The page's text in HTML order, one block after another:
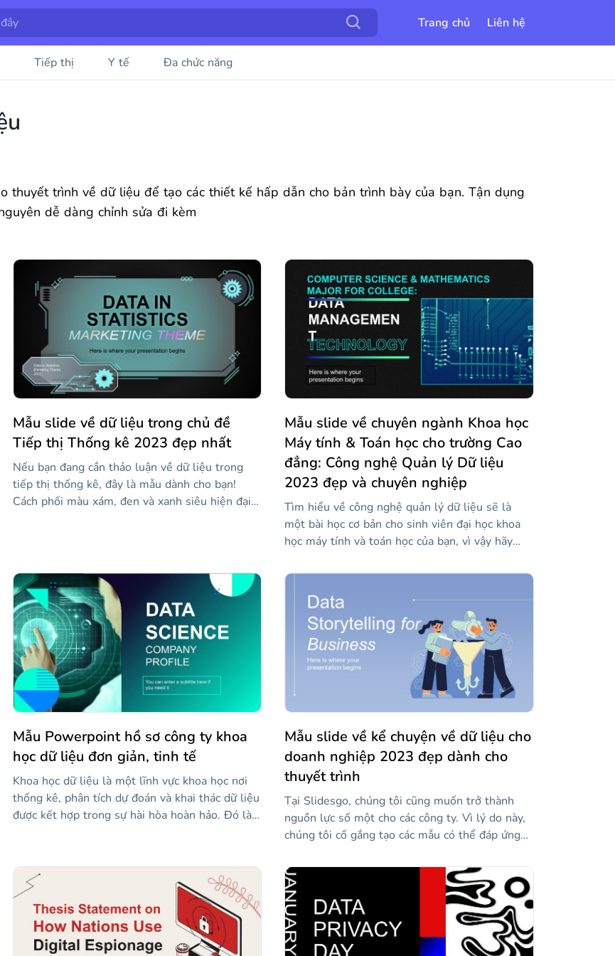
Trang chủ Liên hệ
Tiếp thị Y tế Đa chức năng
thuyết trình về dữ liệu để tạo các thiết kế hấp dẫn cho bản trình bày của bạn. Tận dụng
dễ dàng chỉnh sửa đi kèm
Mẫu slide về dữ liệu trong chủ đề
Tiếp thị Thống kê 2023 đẹp nhất
Nếu bạn đang cần thảo luận về dữ liệu trong
tiếp thị thống kê, đây là mẫu dành cho bạn!
Cách phối màu xám, đen và xanh siêu hiện đại
chỉnh sửa sẽ khiến bất kỳ khán giả nào bị cuốn
hút và tự hỏi điều gì sẽ xảy ra tiếp theo. Tùy
chỉnh nó với thông tin bạn muốn giải thích và
tận hưởng một bài thuyết trình trực quan trên
và vượt quá tiêu chuẩn!
Mẫu slide về chuyên ngành Khoa học
Máy tính & Toán học cho trường Cao
đẳng: Công nghệ Quản lý Dữ liệu
2023 đẹp và chuyên nghiệp
Tìm hiểu về công nghệ quản lý dữ liệu sẽ là
một bài học cơ bản cho sinh viên đại học khoa
học máy tính và toán học của bạn, vì vậy hãy
bằng cách sử dụng mẫu thú vị này với thiết kế
công nghệ để giải thích các chủ đề như kiến trúc
cơ sở dữ liệu, cài đặt hệ thống quản lý cơ sở dữ
liệu, quản lý người dùng và các công cụ quản trị
cơ sở dữ liệu. Tải xuống, tùy chỉnh và chia sẻ
kiến thức của bạn!
Mẫu Powerpoint hồ sơ công ty khoa
học dữ liệu đơn giản, tinh tế
Khoa học dữ liệu là một lĩnh vực khoa học nơi
thống kê, phân tích dự đoán và khai thác dữ liệu
được kết hợp trong sự hài hòa hoàn hảo. Đó là
là tương lai đã ở đây! Và đây là khái niệm chúng
tôi muốn tuân theo trong thiết kế của mẫu này
để trình bày hồ sơ công ty của bạn. Với phong
cách tương lai và tất nhiên, biểu đồ để thể hiện
dữ liệu phức tạp của bạn, hãy hiển thị cho thế
giới hồ sơ công ty khoa học dữ liệu của bạn.
Mẫu slide về kể chuyện về dữ liệu cho
doanh nghiệp 2023 đẹp dành cho
thuyết trình
Tại Slidesgo, chúng tôi cũng muốn trở thành
nguồn lực số một cho các công ty. Vì lý do này,
chúng tôi cố gắng tạo các mẫu có thể đáp ứng
trong những nhu cầu này thường là trình bày dữ
liệu rõ ràng và súc tích, chủ yếu là số. Bạn có
thể tự giúp mình kể chuyện bằng dữ liệu, một
kỹ thuật tạo ra các câu chuyện đồ họa và nghe
nhìn để trình bày dữ liệu. Do đó, mẫu này sẽ là